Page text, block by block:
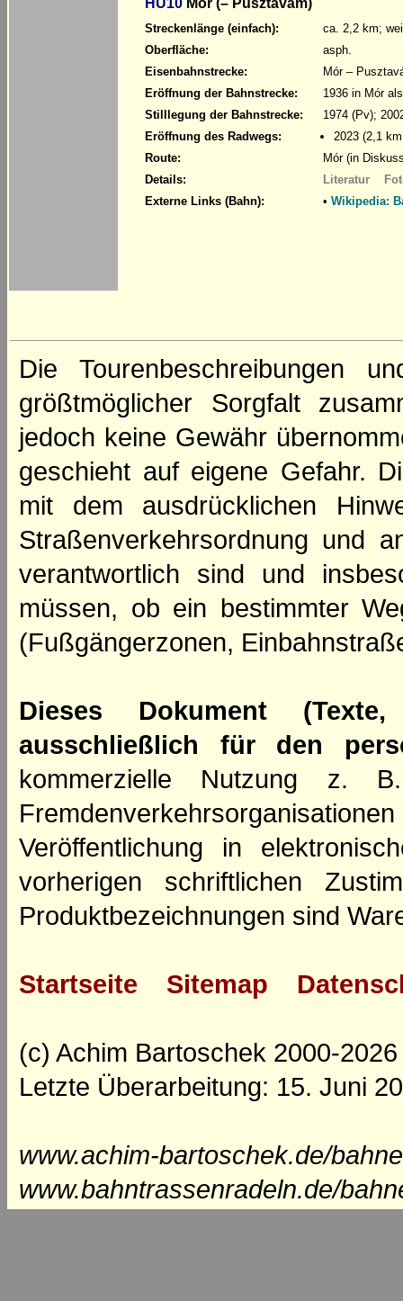
HU10 Mór (– Pusztavám)
Streckenlänge (einfach):
ca. 2,2 km;
Oberfläche:
asph.
Eisenbahnstrecke:
Mór –
Eröffnung der Bahnstrecke:
1936 in Mór
Stilllegung der Bahnstrecke:
1974 (Pv);
Eröffnung des Radwegs:
2023 (2,1
Route:
Mór (in
Details:
Literatur
Externe Links (Bahn):
• Wikipedia:
Die Tourenbeschreibungen
größtmöglicher Sorgfalt
jedoch keine Gewähr
geschieht auf eigene Gefahr.
mit dem ausdrücklichen
Straßenverkehrsordnung und
verantwortlich sind und
müssen, ob ein bestimmter
(Fußgängerzonen,
Dieses Dokument
ausschließlich für den
kommerzielle Nutzung z.
Veröffentlichung in
vorherigen schriftlichen
Produktbezeichnungen sind
Startseite Sitemap
(c) Achim Bartoschek 2000-2026
Letzte Überarbeitung: 15. Juni
www.achim-bartoschek.de/
www.bahntrassenradeln.de/